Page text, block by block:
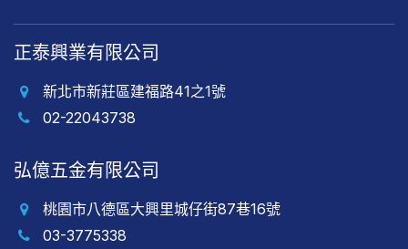
正泰興業有限公司
新北市新莊區建福路41之1號
02-22043738
弘億五金有限公司
桃園市八德區大興里城仔街87巷16號
03-3775338